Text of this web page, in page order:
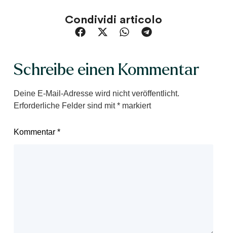
Condividi articolo
Schreibe einen Kommentar
Deine E-Mail-Adresse wird nicht veröffentlicht.
Erforderliche Felder sind mit*markiert
Kommentar *